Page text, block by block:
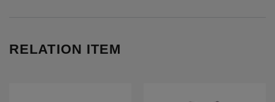
RELATION ITEM